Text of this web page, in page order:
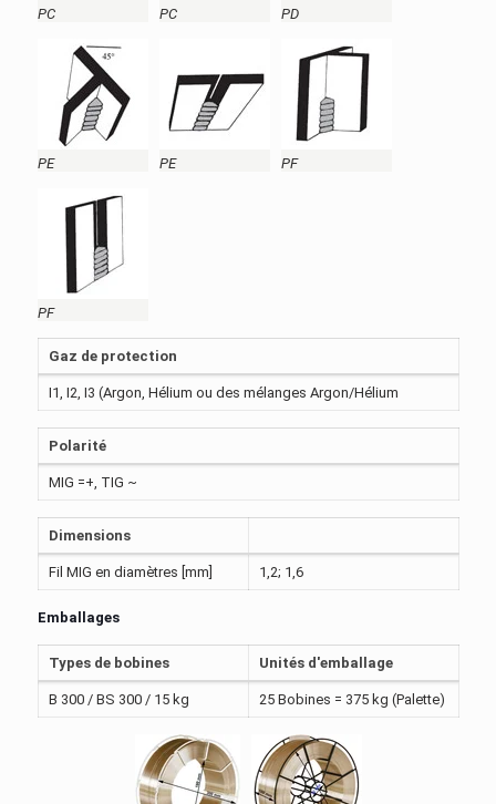
PC PC PD
PE PE PF
PF
Gaz de protection
I1, I2, I3 (Argon, Hélium ou des mélanges Argon/Hélium
Polarité
MIG =+, TIG ~
Dimensions
Fil MIG en diamètres [mm] 1,2; 1,6
Emballages
Types de bobines Unités d'emballage
B 300 / BS 300 / 15 kg 25 Bobines = 375 kg (Palette)